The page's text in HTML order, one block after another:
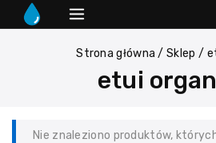
Strona główna / Sklep /
etui
Nie znaleziono produktów,